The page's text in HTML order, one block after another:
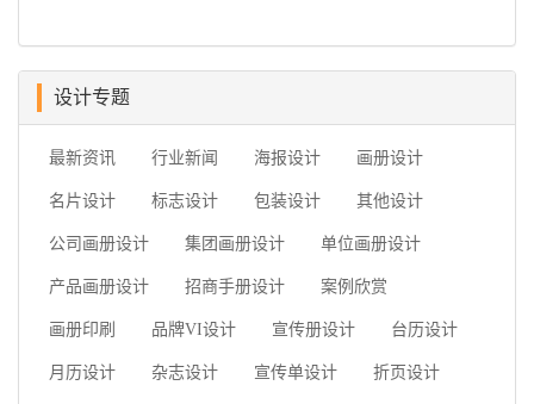
设计专题
最新资讯 行业新闻 海报设计 画册设计
名片设计 标志设计 包装设计 其他设计
公司画册设计 集团画册设计 单位画册设计
产品画册设计 招商手册设计 案例欣赏
画册印刷 品牌VI设计 宣传册设计 台历设计
月历设计 杂志设计 宣传单设计 折页设计